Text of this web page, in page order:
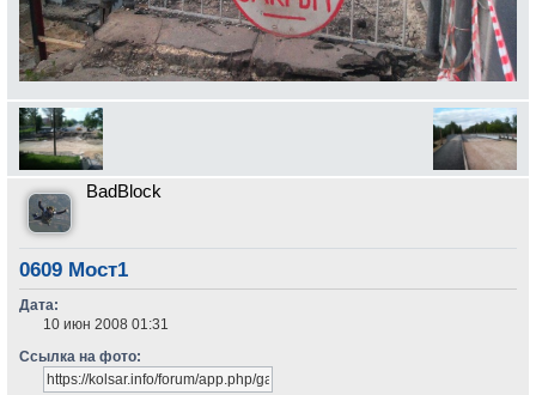
BadBlock
0609 Мост1
Дата:
10 июн 2008 01:31
Ссылка на фото: